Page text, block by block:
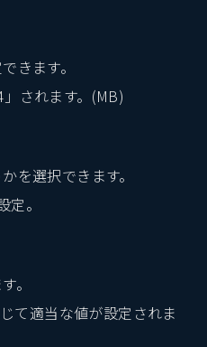
きます。
されます。(MB)
を選択できます。
。
。
て適当な値が設定されま